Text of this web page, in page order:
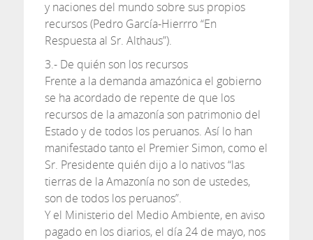
y naciones del mundo sobre sus propios
recursos (Pedro García-Hierrro “En
Respuesta al Sr. Althaus”).
3.- De quién son los recursos
Frente a la demanda amazónica el gobierno
se ha acordado de repente de que los
recursos de la amazonía son patrimonio del
Estado y de todos los peruanos. Así lo han
manifestado tanto el Premier Simon, como el
Sr. Presidente quién dijo a lo nativos “las
tierras de la Amazonía no son de ustedes,
son de todos los peruanos”.
Y el Ministerio del Medio Ambiente, en aviso
pagado en los diarios, el día 24 de mayo, nos